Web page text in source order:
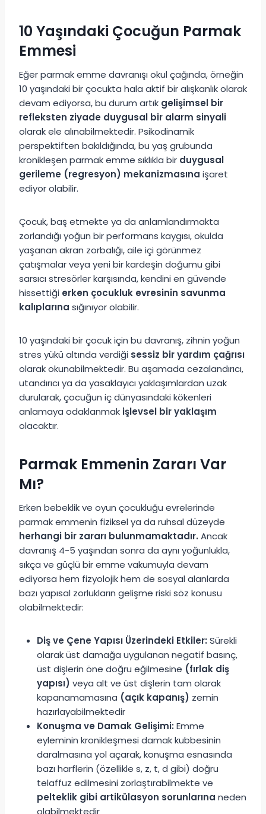
10 Yaşındaki Çocuğun Parmak
Emmesi
Eğer parmak emme davranışı okul çağında, örneğin
10 yaşındaki bir çocukta hala aktif bir alışkanlık olarak
devam ediyorsa, bu durum artık gelişimsel bir
refleksten ziyade duygusal bir alarm sinyali
olarak ele alınabilmektedir. Psikodinamik
perspektiften bakıldığında, bu yaş grubunda
kronikleşen parmak emme sıklıkla bir duygusal
gerileme (regresyon) mekanizmasına işaret
ediyor olabilir.
Çocuk, baş etmekte ya da anlamlandırmakta
zorlandığı yoğun bir performans kaygısı, okulda
yaşanan akran zorbalığı, aile içi görünmez
çatışmalar veya yeni bir kardeşin doğumu gibi
sarsıcı stresörler karşısında, kendini en güvende
hissettiği erken çocukluk evresinin savunma
kalıplarına sığınıyor olabilir.
10 yaşındaki bir çocuk için bu davranış, zihnin yoğun
stres yükü altında verdiği sessiz bir yardım çağrısı
olarak okunabilmektedir. Bu aşamada cezalandırıcı,
utandırıcı ya da yasaklayıcı yaklaşımlardan uzak
durularak, çocuğun iç dünyasındaki kökenleri
anlamaya odaklanmak işlevsel bir yaklaşım
olacaktır.
Parmak Emmenin Zararı Var
Mı?
Erken bebeklik ve oyun çocukluğu evrelerinde
parmak emmenin fiziksel ya da ruhsal düzeyde
herhangi bir zararı bulunmamaktadır. Ancak
davranış 4-5 yaşından sonra da aynı yoğunlukla,
sıkça ve güçlü bir emme vakumuyla devam
ediyorsa hem fizyolojik hem de sosyal alanlarda
bazı yapısal zorlukların gelişme riski söz konusu
olabilmektedir:
Diş ve Çene Yapısı Üzerindeki Etkiler: Sürekli
olarak üst damağa uygulanan negatif basınç,
üst dişlerin öne doğru eğilmesine (fırlak diş
yapısı) veya alt ve üst dişlerin tam olarak
kapanamamasına (açık kapanış) zemin
hazırlayabilmektedir
Konuşma ve Damak Gelişimi: Emme
eyleminin kronikleşmesi damak kubbesinin
daralmasına yol açarak, konuşma esnasında
bazı harflerin (özellikle s, z, t, d gibi) doğru
telaffuz edilmesini zorlaştırabilmekte ve
pelteklik gibi artikülasyon sorunlarına neden
olabilmektedir